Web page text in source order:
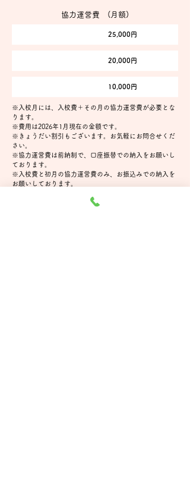
協力運営費 (月額)
25,000円
20,000円
​10,000円
※入校月には、入校費＋その月の協力運営費が必要とな
ります。
​※費用は2026年1月現在の金額です。
※きょうだい割引もございます。お気軽にお問合せくだ
さい。
​※協力運営費は前納制で、口座振替での納入をお願いし
ております。
※入校費と初月の協力運営費のみ、お振込みでの納入を
お願いしております。